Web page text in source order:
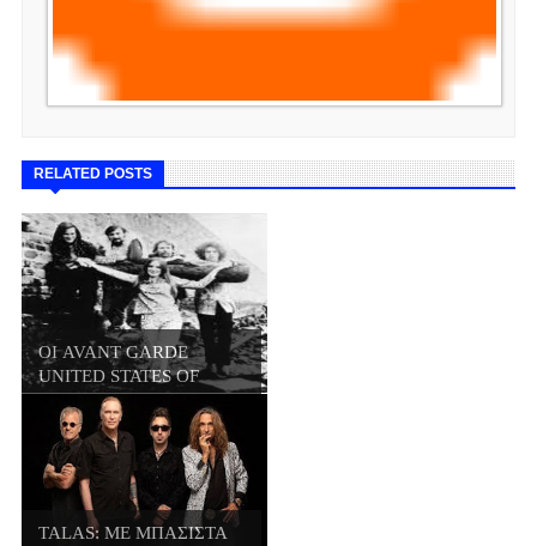
RELATED POSTS
ΟΙ AVANT GARDE
UNITED STATES OF
AME...
TALAS: ΜΕ ΜΠΑΣΙΣΤΑ